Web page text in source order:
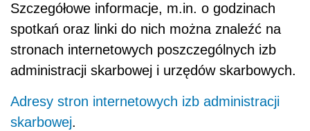
Szczegółowe informacje, m.in. o godzinach
spotkań oraz linki do nich można znaleźć na
stronach internetowych poszczególnych izb
administracji skarbowej i urzędów skarbowych.
Adresy stron internetowych izb administracji
skarbowej.